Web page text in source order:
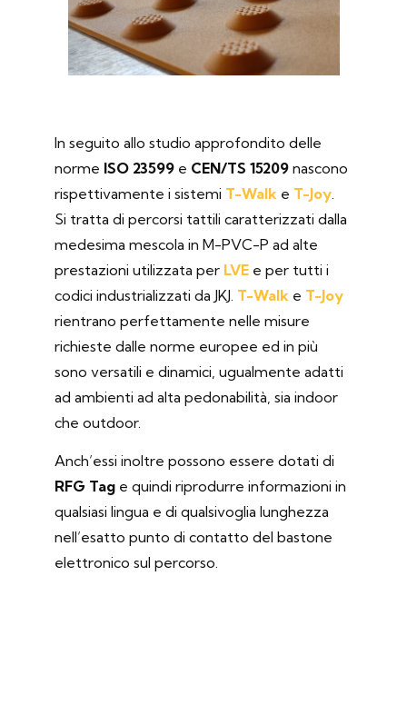
In seguito allo studio approfondito delle
norme ISO 23599 e CEN/TS 15209 nascono
rispettivamente i sistemi T-Walk e T-Joy
Si tratta di percorsi tattili caratterizzati dalla
medesima mescola in M-PVC-P ad alte
prestazioni utilizzata per LVE e per tutti i
codici industrializzati da JKJ. T-Walk e T-Joy
rientrano perfettamente nelle misure
richieste dalle norme europee ed in più
sono versatili e dinamici, ugualmente adatti
ad ambienti ad alta pedonabilità, sia indoor
che outdoor.
Anch’essi inoltre possono essere dotati di
RFG Tag e quindi riprodurre informazioni in
qualsiasi lingua e di qualsivoglia lunghezza
nell’esatto punto di contatto del bastone
elettronico sul percorso.